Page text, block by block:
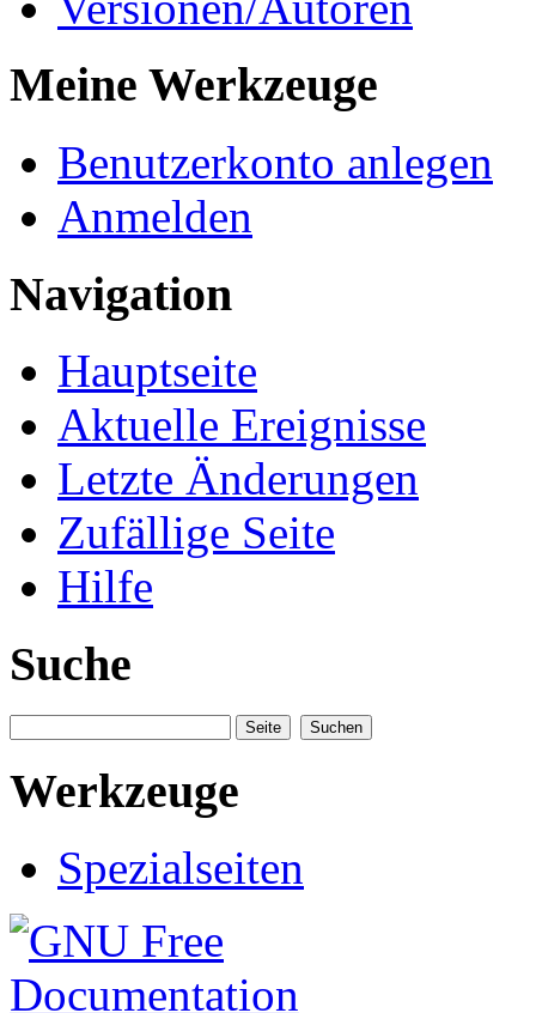
Meine Werkzeuge
Benutzerkonto anlegen
Anmelden
Navigation
Hauptseite
Aktuelle Ereignisse
Letzte Änderungen
Zufällige Seite
Hilfe
Suche
Werkzeuge
Spezialseiten